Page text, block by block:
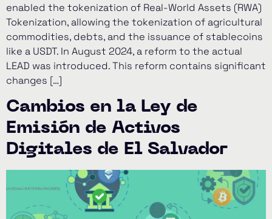
enabled the tokenization of Real-World Assets (RWA)
Tokenization, allowing the tokenization of agricultural
commodities, debts, and the issuance of stablecoins
like a USDT. In August 2024, a reform to the actual
LEAD was introduced. This reform contains significant
changes […]
Cambios en la Ley de
Emisión de Activos
Digitales de El Salvador